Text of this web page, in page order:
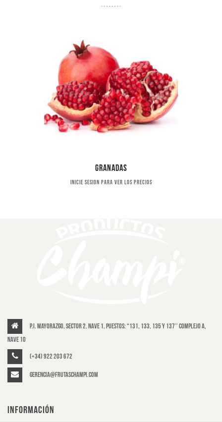
Granadas
Inicie sesion para ver los precios
P.I. Mayorazgo, Sector 2, Nave 1, puestos: “131, 133, 135 y 137″ Complejo A,
Nave 10
(+34) 922 203 672
gerencia@frutaschampi.com
INFORMACIÓN